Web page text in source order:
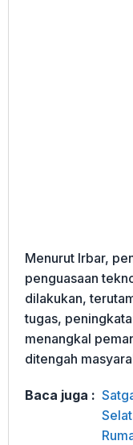
Menurut Irbar,
penguasaan
dilakukan,
tugas,
menangkal
ditengah
Baca juga :